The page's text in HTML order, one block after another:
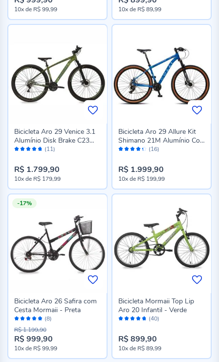
Preço
especial
10xde R$ 99,99 Preço
especial
10xde R$ 89,99
Avaliação: (11)
Bicicleta Aro 29 Venice 3.1
Alumínio Disk Brake C23
Mormaii - Verde
R$ 1.799,90
10xde R$ 179,99
Avaliação: (16)
Bicicleta Aro 29 Allure Kit
Shimano 21M Alumínio Colli
- Azul
R$ 1.999,90
10xde R$ 199,99
-17%
Avaliação:
100%
(8)
Bicicleta Aro 26 Safira com
Cesta Mormaii - Preta
Preço
especial
R$ 999,90
R$ 1.199,90
10xde R$ 99,99
Avaliação: (40)
Bicicleta Mormaii Top Lip
Aro 20 Infantil - Verde
R$ 899,90
10xde R$ 89,99